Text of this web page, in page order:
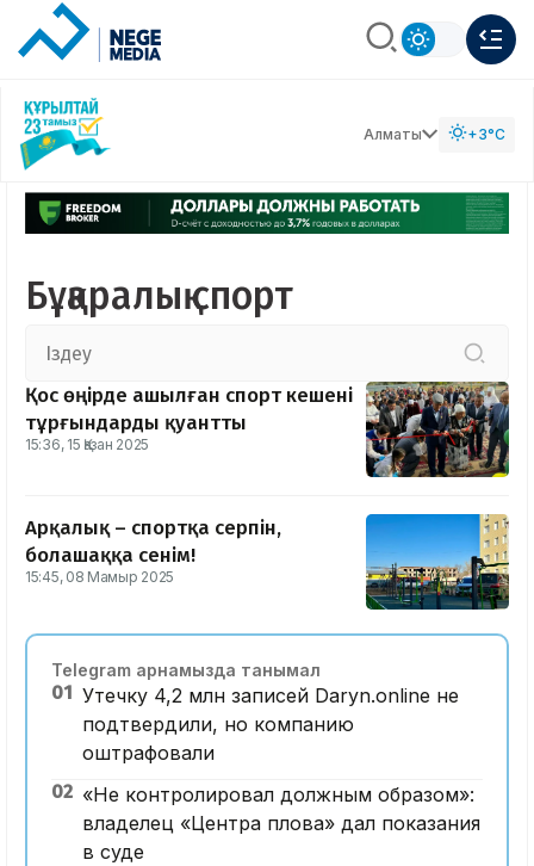
Алматы +3°C
Бұқаралық спорт
Қос өңірде ашылған спорт кешені
тұрғындарды қуантты
15:36, 15 Қазан 2025
Арқалық – спортқа серпін,
болашаққа сенім!
15:45, 08 Мамыр 2025
Telegram арнамызда танымал
01 Утечку 4,2 млн записей Daryn.online не
подтвердили, но компанию
оштрафовали
02 «Не контролировал должным образом»:
владелец «Центра плова» дал показания
в суде